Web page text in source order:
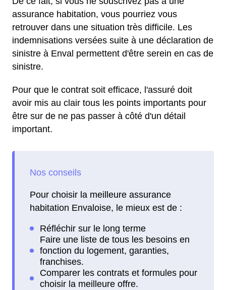
assurance habitation, vous pourriez vous
retrouver dans une situation très difficile. Les
indemnisations versées suite à une déclaration de
sinistre à Enval permettent d'être serein en cas de
sinistre.
Pour que le contrat soit efficace, l'assuré doit
avoir mis au clair tous les points importants pour
être sur de ne pas passer à côté d'un détail
important.
Pour choisir la meilleure assurance
habitation Envaloise, le mieux est de :